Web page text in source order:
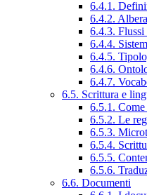
6.4.1.
6.4.2.
6.4.3.
6.4.4.
6.4.5.
6.4.6.
6.4.7.
6.5. Scrittura e
6.5.1.
6.5.2. Le
6.5.3.
6.5.4.
6.5.5.
6.5.6.
6.6. Documenti